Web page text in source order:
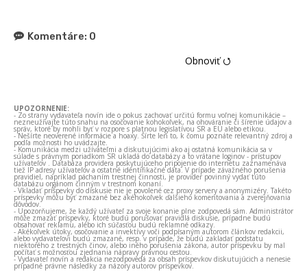
Komentáre: 0
Obnoviť ⭯
UPOZORNENIE:
- Zo strany vydavateľa novín ide o pokus zachovať určitú formu voľnej komunikácie –
nezneužívajte túto snahu na osočovanie kohokoľvek, na ohováranie či šírenie údajov a
správ, ktoré by mohli byť v rozpore s platnou legislatívou SR a EÚ alebo etikou.
- Nešírte neoverené informácie a hoaxy. Šírte len to, k čomu poznáte relevantný zdroj a
podľa možnosti ho uvádzajte.
- Komunikácia medzi užívateľmi a diskutujúcimi ako aj ostatná komunikácia sa v
súlade s právnym poriadkom SR ukladá do databázy a to vrátane loginov - prístupov
užívateľov . Databáza providera poskytujúceho pripojenie do internetu zaznamenáva
tiež IP adresy užívateľov a ostatné identifikačné dáta. V prípade závažného porušenia
pravidiel, napríklad páchaním trestnej činnosti, je provider povinný vydať túto
databázu orgánom činným v trestnom konaní.
- Vkladať príspevky do diskusie nie je povolené cez proxy servery a anonymizéry. Takéto
príspevky môžu byť zmazané bez akéhokoľvek ďalšieho komentovania a zverejňovania
dôvodov.
- Upozorňujeme, že každý užívateľ za svoje konanie plne zodpovedá sám. Administrátor
môže zmazať príspevky, ktoré budú porušovať pravidlá diskusie, prípadne budú
obsahovať reklamu, alebo ich súčasťou budú reklamné odkazy.
- Akékoľvek útoky, osočovanie a invektívy voči podpísaným autorom článkov redakcii,
alebo vydavateľovi budú zmazané, resp. v prípade, že budú zakladať podstatu
niektorého z trestných činov, alebo iného porušenia zákona, autor príspevku by mal
počítať s možnosťou zjednania nápravy právnou cestou.
- Vydavateľ novín a redakcia nezodpovedá za obsah príspevkov diskutujúcich a nenesie
prípadné právne následky za názory autorov príspevkov.